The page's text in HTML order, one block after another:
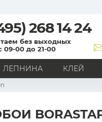
268 14 24
без выходных
09-00 до 21-00
ЛЕПНИНА КЛЕЙ
Классика